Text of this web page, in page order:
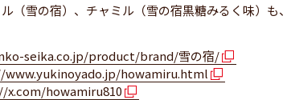
（雪の宿）、チャミル（雪の宿黒糖みるく味）
seika.co.jp/product/brand/雪の宿/
howamiru.html
x.com/howamiru810